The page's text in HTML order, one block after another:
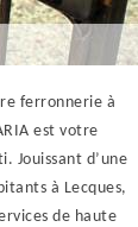
ferronnerie à
est votre
Jouissant d’une
à Lecques,
de haute